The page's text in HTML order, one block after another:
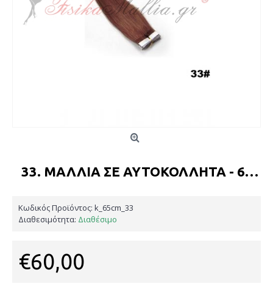
33. ΜΑΛΛΙΆ ΣΕ ΑΥΤΟΚΟΛΛΗΤΆ - 65 ΕΚ.
Κωδικός Προϊόντος: k_65cm_33
Διαθεσιμότητα: Διαθέσιμο
€60,00